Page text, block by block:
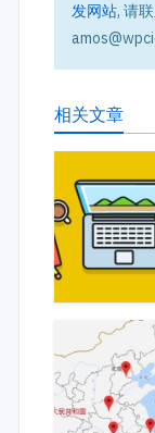
发网站, 请
相关文章